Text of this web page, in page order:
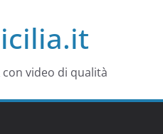
con video di qualità